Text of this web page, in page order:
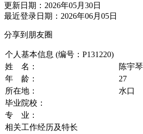
更新日期：2026年05月30日
最近登录日期：2026年06月05日
分享到朋友圈
个人基本信息 (编号：P131220)
姓 名：
陈宇琴
年 龄：
27
所在地：
水口
毕业院校：
专 业：
相关工作经历及特长